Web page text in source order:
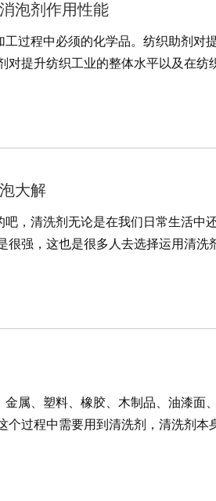
泡剂作用性能
过程中必须的化学品。纺织助剂对
对提升纺织工业的整体水平以及在
大解
，清洗剂无论是在我们日常生活中
很强，这也是很多人去选择运用清
属、塑料、橡胶、木制品、油漆面
个过程中需要用到清洗剂，清洗剂